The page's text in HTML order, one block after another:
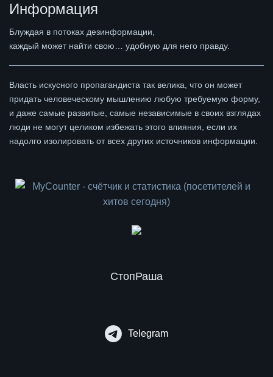
Информация
Блуждая в потоках дезинформации,
каждый может найти свою… удобную для него правду.
Власть искусного пропагандиста так велика, что он может
придать человеческому мышлению любую требуемую форму,
и даже самые развитые, самые независимые в своих взглядах
люди не могут целиком избежать этого влияния, если их
надолго изолировать от всех других источников информации.
СтопРаша
Telegram